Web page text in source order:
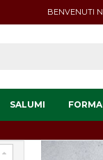
BENVENUTI
SALUMI